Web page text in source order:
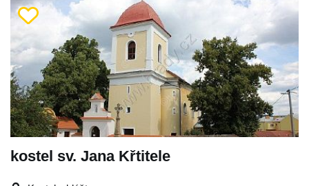
kostel sv. Jana Křtitele